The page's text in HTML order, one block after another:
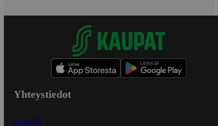
Yhteystiedot
Myymälät